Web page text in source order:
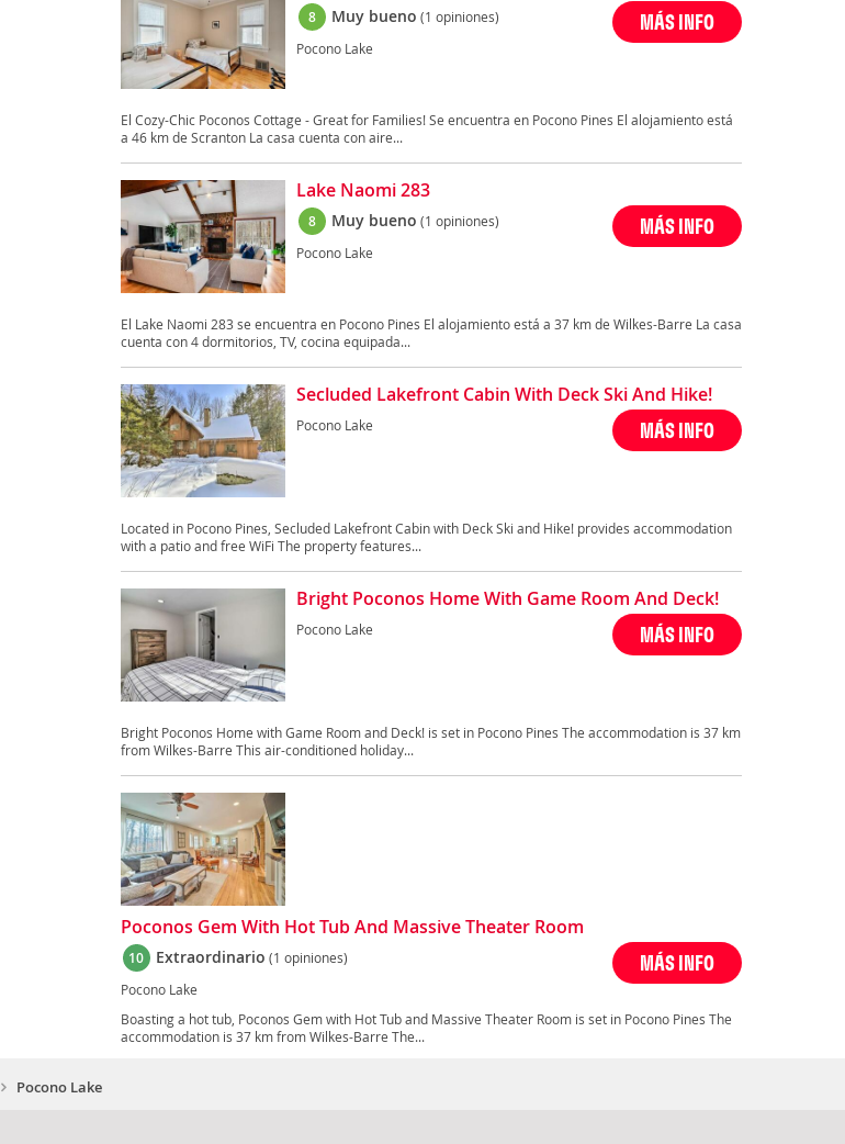
8 Muy bueno (1 opiniones)
Pocono Lake
MÁS INFO
El Cozy-Chic Poconos Cottage - Great for Families! Se encuentra en Pocono Pines El alojamiento está
a 46 km de Scranton La casa cuenta con aire...
Lake Naomi 283
8 Muy bueno (1 opiniones)
Pocono Lake
MÁS INFO
El Lake Naomi 283 se encuentra en Pocono Pines El alojamiento está a 37 km de Wilkes-Barre La casa
cuenta con 4 dormitorios, TV, cocina equipada...
Secluded Lakefront Cabin With Deck Ski And Hike!
Pocono Lake MÁS INFO
Located in Pocono Pines, Secluded Lakefront Cabin with Deck Ski and Hike! provides accommodation
with a patio and free WiFi The property features...
Bright Poconos Home With Game Room And Deck!
Pocono Lake MÁS INFO
Bright Poconos Home with Game Room and Deck! is set in Pocono Pines The accommodation is 37 km
from Wilkes-Barre This air-conditioned holiday...
Poconos Gem With Hot Tub And Massive Theater Room
10 Extraordinario (1 opiniones)
Pocono Lake
MÁS INFO
Boasting a hot tub, Poconos Gem with Hot Tub and Massive Theater Room is set in Pocono Pines The
accommodation is 37 km from Wilkes-Barre The...
Pocono Lake